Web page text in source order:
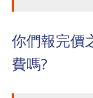
你們報完價
費嗎?